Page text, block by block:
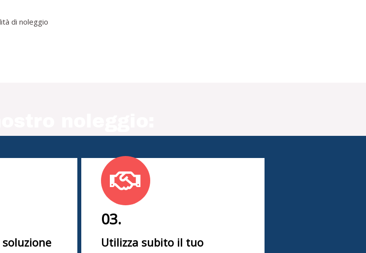
di noleggio
03.
Utilizza subito il tuo